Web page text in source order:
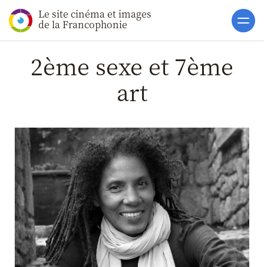
Le site cinéma et images
de la Francophonie Accueil
Actualités
La vie du secteur
Soutiens
Catalogue
Clap ACP
Boites à
Accès pro
2ème sexe et 7ème
art